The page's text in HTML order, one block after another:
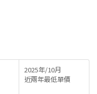
2025年/10月
近兩年最低單價